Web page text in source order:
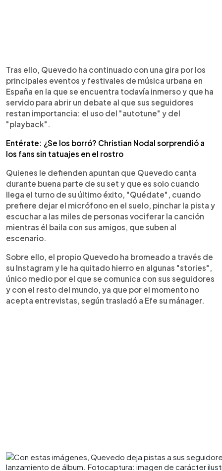
Tras ello, Quevedo ha continuado con una gira por los
principales eventos y festivales de música urbana en
España en la que se encuentra todavía inmerso y que ha
servido para abrir un debate al que sus seguidores
restan importancia: el uso del "autotune" y del
"playback".
Entérate: ¿Se los borró? Christian Nodal sorprendió a
los fans sin tatuajes en el rostro
Quienes le defienden apuntan que Quevedo canta
durante buena parte de su set y que es solo cuando
llega el turno de su último éxito, "Quédate", cuando
prefiere dejar el micrófono en el suelo, pinchar la pista y
escuchar a las miles de personas vociferar la canción
mientras él baila con sus amigos, que suben al
escenario.
Sobre ello, el propio Quevedo ha bromeado a través de
su Instagram y le ha quitado hierro en algunas "stories",
único medio por el que se comunica con sus seguidores
y con el resto del mundo, ya que por el momento no
acepta entrevistas, según trasladó a Efe su mánager.